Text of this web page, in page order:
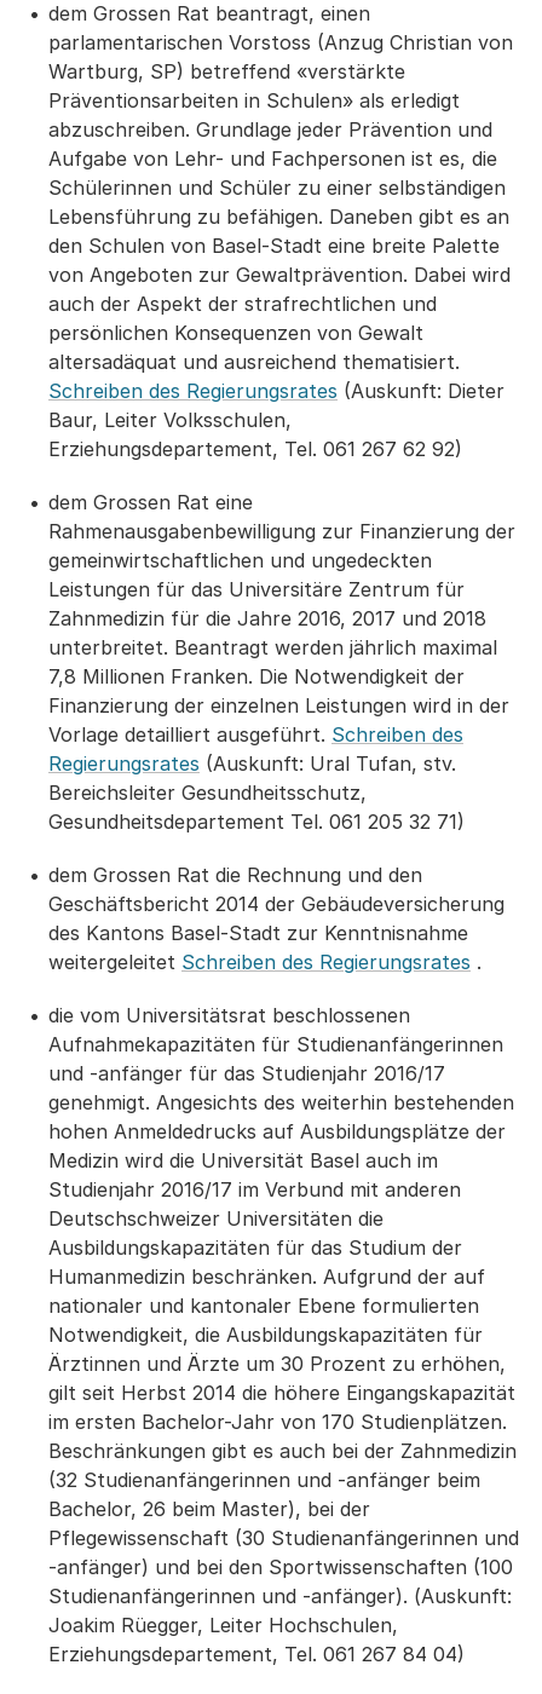
dem Grossen Rat beantragt, einen
parlamentarischen Vorstoss (Anzug Christian von
Wartburg, SP) betreffend «verstärkte
Präventionsarbeiten in Schulen» als erledigt
abzuschreiben. Grundlage jeder Prävention und
Aufgabe von Lehr- und Fachpersonen ist es, die
Schülerinnen und Schüler zu einer selbständigen
Lebensführung zu befähigen. Daneben gibt es an
den Schulen von Basel-Stadt eine breite Palette
von Angeboten zur Gewaltprävention. Dabei wird
auch der Aspekt der strafrechtlichen und
persönlichen Konsequenzen von Gewalt
altersadäquat und ausreichend thematisiert.
Schreiben des Regierungsrates (Auskunft: Dieter
Baur, Leiter Volksschulen,
Erziehungsdepartement, Tel. 061 267 62 92)
dem Grossen Rat eine
Rahmenausgabenbewilligung zur Finanzierung der
gemeinwirtschaftlichen und ungedeckten
Leistungen für das Universitäre Zentrum für
Zahnmedizin für die Jahre 2016, 2017 und 2018
unterbreitet. Beantragt werden jährlich maximal
7,8 Millionen Franken. Die Notwendigkeit der
Finanzierung der einzelnen Leistungen wird in der
Vorlage detailliert ausgeführt. Schreiben des
Regierungsrates (Auskunft: Ural Tufan, stv.
Bereichsleiter Gesundheitsschutz,
Gesundheitsdepartement Tel. 061 205 32 71)
dem Grossen Rat die Rechnung und den
Geschäftsbericht 2014 der Gebäudeversicherung
des Kantons Basel-Stadt zur Kenntnisnahme
weitergeleitet Schreiben des Regierungsrates .
die vom Universitätsrat beschlossenen
Aufnahmekapazitäten für Studienanfängerinnen
und -anfänger für das Studienjahr 2016/17
genehmigt. Angesichts des weiterhin bestehenden
hohen Anmeldedrucks auf Ausbildungsplätze der
Medizin wird die Universität Basel auch im
Studienjahr 2016/17 im Verbund mit anderen
Deutschschweizer Universitäten die
Ausbildungskapazitäten für das Studium der
Humanmedizin beschränken. Aufgrund der auf
nationaler und kantonaler Ebene formulierten
Notwendigkeit, die Ausbildungskapazitäten für
Ärztinnen und Ärzte um 30 Prozent zu erhöhen,
gilt seit Herbst 2014 die höhere Eingangskapazität
im ersten Bachelor-Jahr von 170 Studienplätzen.
Beschränkungen gibt es auch bei der Zahnmedizin
(32 Studienanfängerinnen und -anfänger beim
Bachelor, 26 beim Master), bei der
Pflegewissenschaft (30 Studienanfängerinnen und
-anfänger) und bei den Sportwissenschaften (100
Studienanfängerinnen und -anfänger). (Auskunft:
Joakim Rüegger, Leiter Hochschulen,
Erziehungsdepartement, Tel. 061 267 84 04)